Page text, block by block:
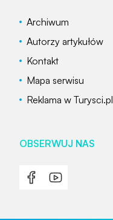
Archiwum
Autorzy artykułów
Kontakt
Mapa serwisu
Reklama w Turysci.pl
OBSERWUJ NAS